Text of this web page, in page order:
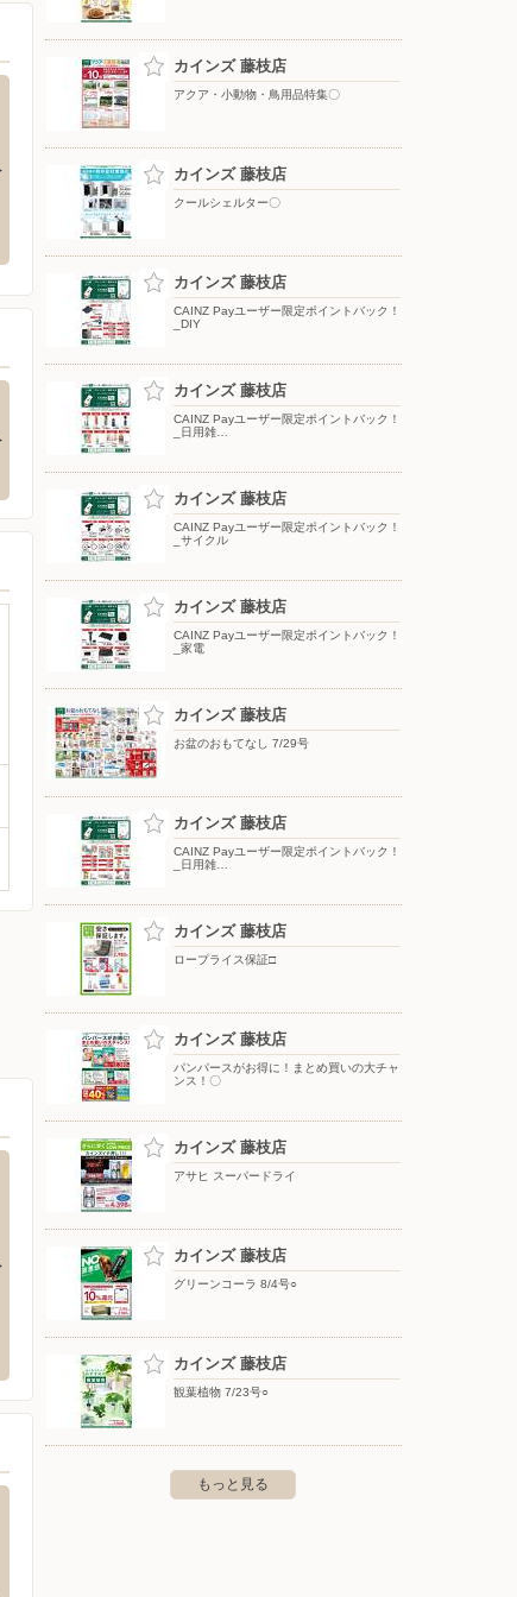
夏のひんやり寝具
酒類合同キャンペ
類合同キャンペーン
！ 抽選で最大…
販（静岡エリア）
カインズ 藤枝店
アクア・小動物・鳥用品特集〇
カインズ 藤枝店
クールシェルター〇
カインズ 藤枝店
CAINZ Payユーザー限定ポイントバック！
_DIY
カインズ 藤枝店
CAINZ Payユーザー限定ポイントバック！
_日用雑…
カインズ 藤枝店
CAINZ Payユーザー限定ポイントバック！
_サイクル
カインズ 藤枝店
CAINZ Payユーザー限定ポイントバック！
_家電
カインズ 藤枝店
お盆のおもてなし 7/29号
カインズ 藤枝店
CAINZ Payユーザー限定ポイントバック！
_日用雑…
カインズ 藤枝店
ロープライス保証□
カインズ 藤枝店
パンパースがお得に！まとめ買いの大チャ
ンス！〇
カインズ 藤枝店
アサヒ スーパードライ
カインズ 藤枝店
グリーンコーラ 8/4号○
カインズ 藤枝店
観葉植物 7/23号○
もっと見る